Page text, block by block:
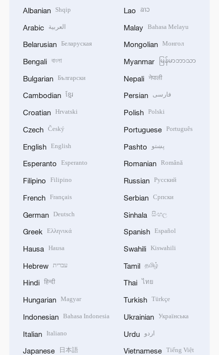
Albanian Shqip
Arabic العربية
Belarusian Беларуская
Bengali বাংলা
Bulgarian Български
Cambodian ខ្មែរ
Croatian Hrvatski
Czech Český
English English
Esperanto Esperanto
Filipino Filipino
French Français
German Deutsch
Greek Ελληνικά
Hausa Hausa
Hebrew עברית
Hindi हिन्दी
Hungarian Magyar
Indonesian Bahasa Indonesia
Italian Italiano
Japanese 日本語
Lao ລາວ
Malay Bahasa Melayu
Mongolian Монгол
Myanmar မြန်မာဘာသာ
Nepali नेपाली
Persian فارسی
Polish Polski
Portuguese Português
Pashto پښتو
Romanian Română
Russian Русский
Serbian Српски
Sinhala සිංහල
Spanish Español
Swahili Kiswahili
Tamil தமிழ்
Thai ไทย
Turkish Türkçe
Ukrainian Українська
Urdu اردو
Vietnamese Tiếng Việt